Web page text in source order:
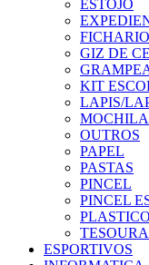
ESTOJO
FICHARIO
GIZ DE
KIT
LAPIS/
MOCHILA
OUTROS
PAPEL
PASTAS
PINCEL
PINCEL
ESPORTIVOS